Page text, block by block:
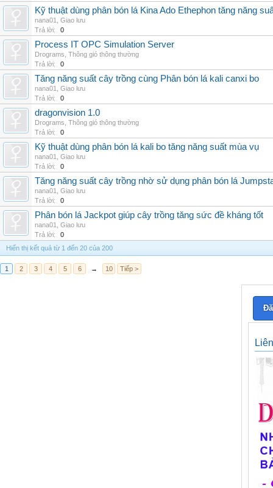
Kỹ thuật dùng phân bón lá Kina Ado Ethephon tăng năng
nana01
Giao lưu
Trả lời:
0
Process IT OPC Simulation Server
Drograms Thông gió thông thường
Trả lời:
0
Tăng năng suất cây trồng cùng Phân bón lá kali canxi bo
nana01
Giao lưu
Trả lời:
0
dragonvision 1.0
Drograms Thông gió thông thường
Trả lời:
0
Kỹ thuật dùng phân bón lá kali bo tăng năng suất mùa vụ
nana01
Giao lưu
Trả lời:
0
Tăng năng suất cây trồng nhờ sử dụng phân bón lá
nana01
Giao lưu
Trả lời:
0
Phân bón lá Jackpot giúp cây trồng tăng sức đề kháng tốt
nana01
Giao lưu
Trả lời:
0
Hiển thị kết quả từ 1 đến 20 của 200
1 2 3 4 5 6 → 10 Tiếp >